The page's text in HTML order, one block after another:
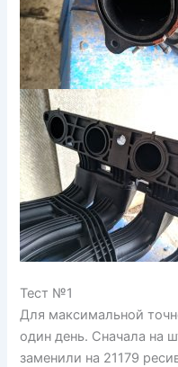
Тест №1
Для максимальной
один день. Сначала на
заменили на 21179